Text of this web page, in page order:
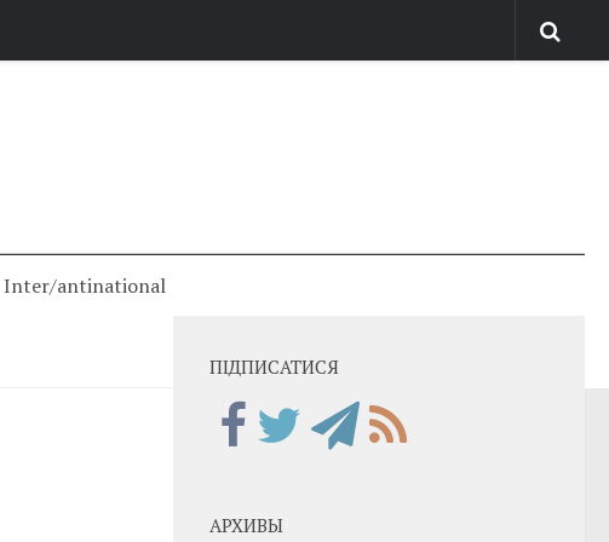
Inter/antinational
ПІДПИСАТИСЯ
АРХИВЫ